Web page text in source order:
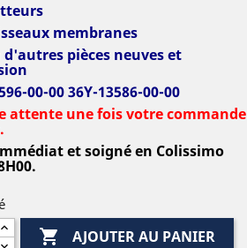
membranes
d'autres pièces neuves et
00-00 36Y-13586-00-00
attente une fois votre commande
et soigné en Colissimo
 AJOUTER AU PANIER